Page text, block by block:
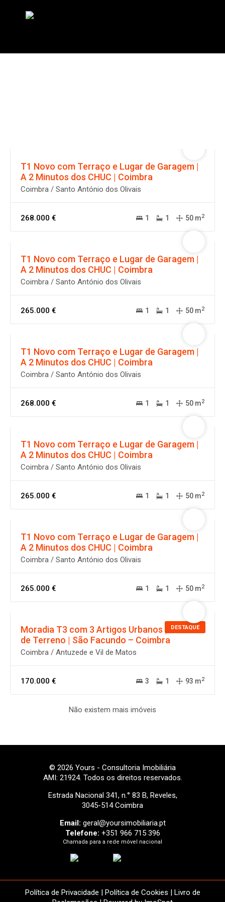
T1 Novo com Terraço e Lugar de Garagem |
A 2 Minutos dos CHUC | Coimbra
Coimbra / Santo António dos Olivais
268.000 € 50 m2
1
1
T1 Novo com Terraço e Lugar de Garagem |
A 2 Minutos dos CHUC | Coimbra
Coimbra / Santo António dos Olivais
265.000 € 50 m2
1
1
T1 Novo com Terraço e Lugar de Garagem |
A 2 Minutos dos CHUC | Coimbra
Coimbra / Santo António dos Olivais
268.000 € 50 m2
1
1
T1 Novo com Terraço e Lugar de Garagem |
A 2 Minutos dos CHUC | Coimbra
Coimbra / Santo António dos Olivais
265.000 € 50 m2
1
1
T1 Novo com Terraço e Lugar de Garagem |
A 2 Minutos dos CHUC | Coimbra
Coimbra / Santo António dos Olivais
265.000 € 50 m2
1
1
DESTAQUE
Moradia T3 com 3 Artigos Urbanos | 598 m²
de Terreno | São Facundo – Coimbra
Coimbra / Antuzede e Vil de Matos
170.000 € 93 m2
1
3
Não existem mais imóveis
© 2026 Yours - Consultoria Imobiliária
AMI: 21924. Todos os direitos reservados.
Estrada Nacional 341, n.° 83 B, Reveles,
3045-514 Coimbra
Email: geral@yoursimobiliaria.pt
Telefone: +351 966 715 396
Chamada para a rede móvel nacional
Política de Privacidade | Política de Cookies | Livro de